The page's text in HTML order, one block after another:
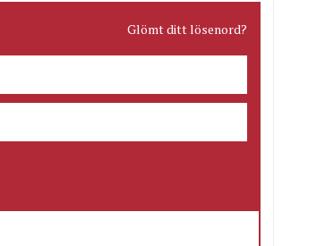
Glömt ditt lösenord?